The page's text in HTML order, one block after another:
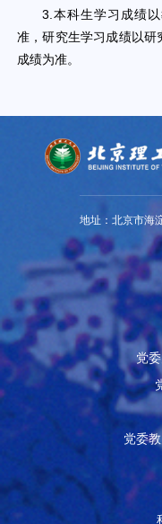
3.本科生学习成绩
准，研究生学习成绩以
成绩为准。
地址：北京市海
党
党委